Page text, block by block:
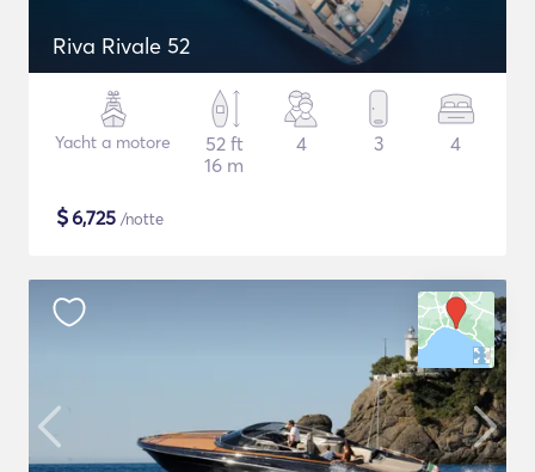
Riva Rivale 52
Yacht a motore
52 ft
16 m
4 3 4
$6,725 /notte